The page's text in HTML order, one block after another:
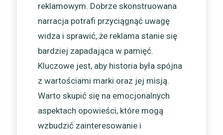
reklamowym. Dobrze skonstruowana
narracja potrafi przyciągnąć uwagę
widza i sprawić, że reklama stanie się
bardziej zapadająca w pamięć.
Kluczowe jest, aby historia była spójna
z wartościami marki oraz jej misją.
Warto skupić się na emocjonalnych
aspektach opowieści, które mogą
wzbudzić zainteresowanie i